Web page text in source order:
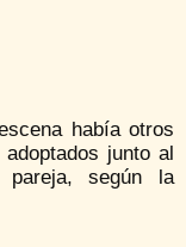
había otros
junto al
según la